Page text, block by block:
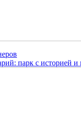
парк с историей и